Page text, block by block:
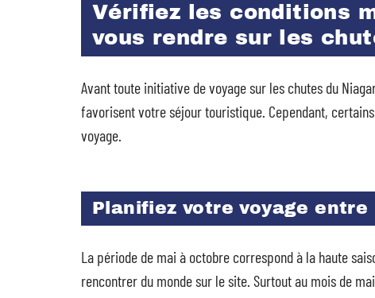
Vérifiez les conditions
vous rendre sur les
Avant toute initiative de voyage sur les chutes du
favorisent votre séjour touristique. Cependant,
voyage.
Planifiez votre voyage
La période de mai à octobre correspond à la haute
rencontrer du monde sur le site. Surtout au mois de